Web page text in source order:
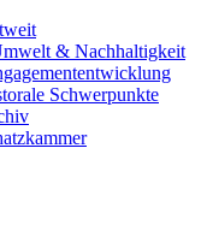
& Nachhaltigkeit
Schwerpunkte